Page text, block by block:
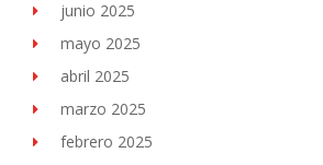
junio 2025
mayo 2025
abril 2025
marzo 2025
febrero 2025